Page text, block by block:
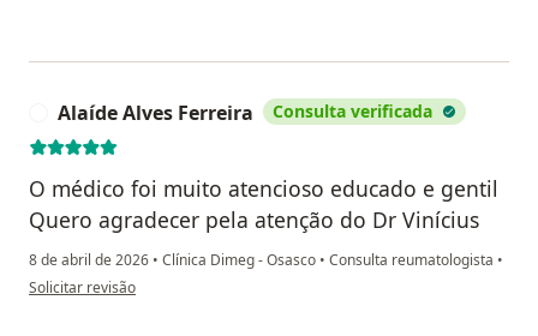
Alaíde Alves Ferreira Consulta verificada
O médico foi muito atencioso educado e gentil
Quero agradecer pela atenção do Dr Vinícius
8 de abril de 2026 • Clínica Dimeg - Osasco • Consulta reumatologista •
na opinião do utilizador Alaíde Alves Ferreira
Solicitar revisão